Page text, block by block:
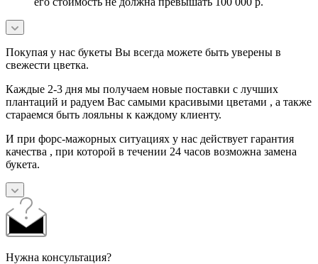
Покупая у нас букеты Вы всегда можете быть уверены в
свежести цветка.
Каждые 2-3 дня мы получаем новые поставки с лучших
плантаций и радуем Вас самыми красивыми цветами , а также
стараемся быть лояльны к каждому клиенту.
И при форс-мажорных ситуациях у нас действует гарантия
качества , при которой в течении 24 часов возможна замена
букета.
Нужна консультация?